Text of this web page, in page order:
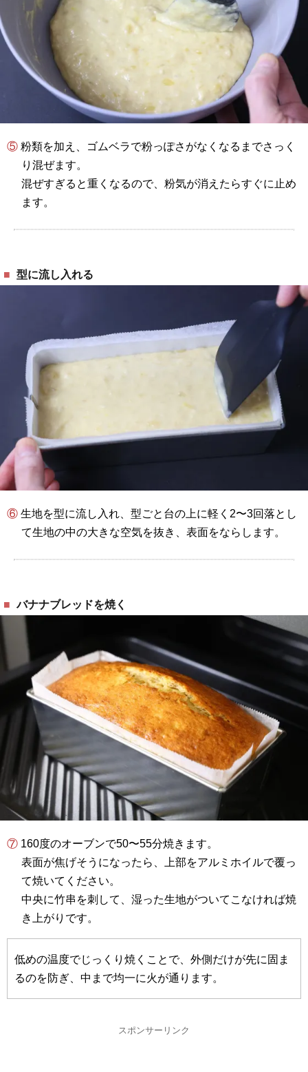
⑤ 粉類を加え、ゴムベラで粉っぽさがなくなるまでさっく
り混ぜます。
混ぜすぎると重くなるので、粉気が消えたらすぐに止め
ます。
型に流し入れる
⑥ 生地を型に流し入れ、型ごと台の上に軽く2〜3回落とし
て生地の中の大きな空気を抜き、表面をならします。
バナナブレッドを焼く
⑦ 160度のオーブンで50〜55分焼きます。
表面が焦げそうになったら、上部をアルミホイルで覆っ
て焼いてください。
中央に竹串を刺して、湿った生地がついてこなければ焼
き上がりです。
低めの温度でじっくり焼くことで、外側だけが先に固ま
るのを防ぎ、中まで均一に火が通ります。
スポンサーリンク